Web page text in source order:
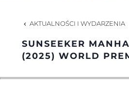
ZESPÓŁ
AKTUALNOŚCI I WYDARZENIA
SUNSEEKER
(2025) WORLD